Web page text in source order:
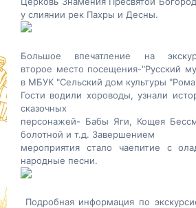
у слиянии рек Пахры и Десны.
Большое впечатление на
второе место посещения-"Русский
в МБУК "Сельский дом культуры
Гости водили хороводы, узнали
сказочных
персонажей- Бабы Яги, Кощея
болотной и т.д. Завершением
мероприятия стало чаепитие с
народные песни.
Подробная информация по